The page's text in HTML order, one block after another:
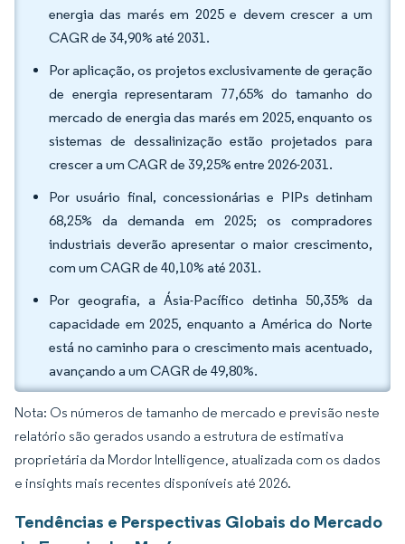
energia das marés em 2025 e devem crescer a um
CAGR de 34,90% até 2031.
Por aplicação, os projetos exclusivamente de geração
de energia representaram 77,65% do tamanho do
mercado de energia das marés em 2025, enquanto os
sistemas de dessalinização estão projetados para
crescer a um CAGR de 39,25% entre 2026-2031.
Por usuário final, concessionárias e PIPs detinham
68,25% da demanda em 2025; os compradores
industriais deverão apresentar o maior crescimento,
com um CAGR de 40,10% até 2031.
Por geografia, a Ásia-Pacífico detinha 50,35% da
capacidade em 2025, enquanto a América do Norte
está no caminho para o crescimento mais acentuado,
avançando a um CAGR de 49,80%.
Nota: Os números de tamanho de mercado e previsão neste
relatório são gerados usando a estrutura de estimativa
proprietária da Mordor Intelligence, atualizada com os dados
e insights mais recentes disponíveis até 2026.
Tendências e Perspectivas Globais do Mercado